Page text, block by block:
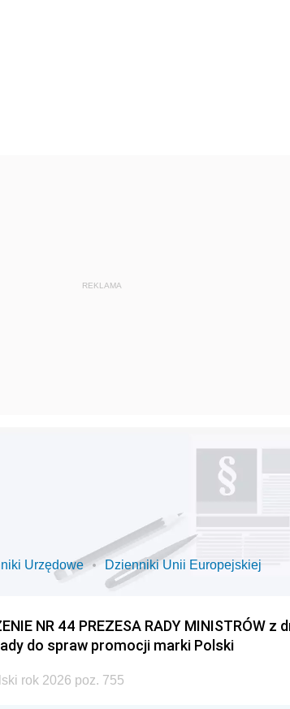
Urzędowe Dzienniki Unii Europejskiej
NR 44 PREZESA RADY MINISTRÓW z
do spraw promocji marki Polski
rok 2026 poz. 755